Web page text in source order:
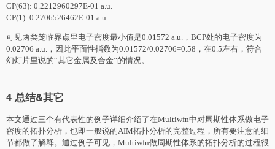
CP(63): 0.2212960297E-01 a.u.
CP(1): 0.2706526462E-01 a.u.
可见两类笼临界点里电子密度最小值是0.01572 a.u.，BCP处的电子密度为
0.02706 a.u.，因此平面性指数为0.01572/0.02706=0.58，在0.5左右，符合
幻灯片里说的“其它金属及合金”的情况。
4 总结&其它
本文通过三个有代表性的例子详细介绍了在Multiwfn中对周期性体系做电子
密度的拓扑分析，也即一般说的AIM拓扑分析的完整过程，所有要注意的细
节都做了解释。通过例子可见，Multiwfn做周期性体系的拓扑分析的过程很